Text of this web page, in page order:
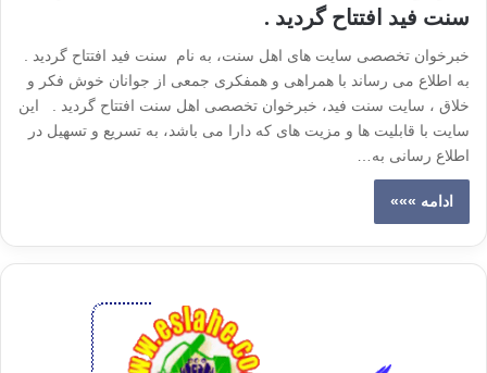
سنت فید افتتاح گردید .
خبرخوان تخصصی سایت های اهل سنت، به نام سنت فید افتتاح گردید .
به اطلاع می رساند با همراهی و همفکری جمعی از جوانان خوش فکر و
خلاق ، سایت سنت فید، خبرخوان تخصصی اهل سنت افتتاح گردید . این
سایت با قابلیت ها و مزیت های که دارا می باشد، به تسریع و تسهیل در
اطلاع رسانی به…
ادامه »»»